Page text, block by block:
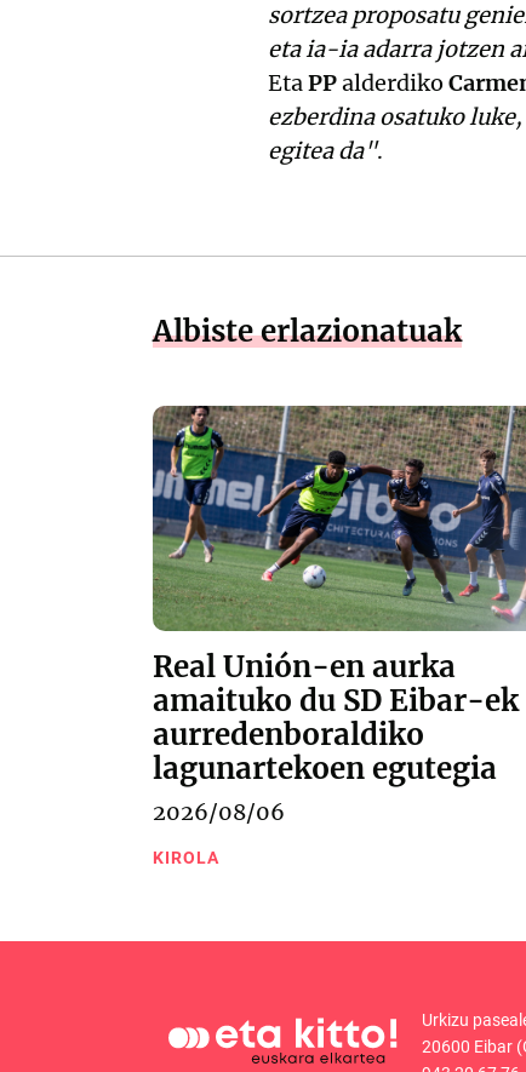
sortzea proposatu
eta ia-ia adarra jotzen
EtaPPalderdiko
ezberdina osatuko
egitea da".
Albiste erlazionatuak
Real Unión-en aurka
amaituko du SD Eibar-ek
aurredenboraldiko
lagunartekoen egutegia
2026/08/06
KIROLA
Urkizu
20600 Eibar